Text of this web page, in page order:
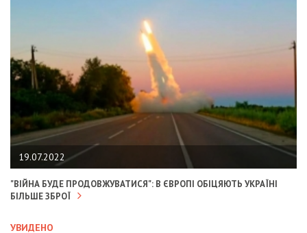
19.07.2022
"ВІЙНА БУДЕ ПРОДОВЖУВАТИСЯ": В ЄВРОПІ ОБІЦЯЮТЬ УКРАЇНІ
БІЛЬШЕ ЗБРОЇ
УВИДЕНО